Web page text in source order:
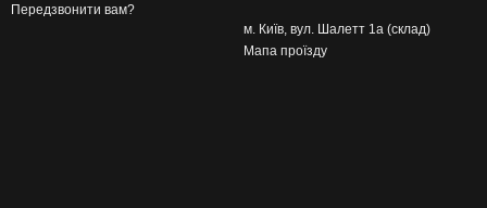
Передзвонити вам?
м. Київ, вул. Шалетт 1а (склад)
Мапа проїзду